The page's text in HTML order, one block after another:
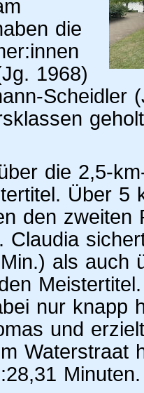
die
1968)
Scheidler
die 2,5-
Über 5
den zweiten
Claudia
als auch
nur knapp
und
Waterstraat
Minuten.